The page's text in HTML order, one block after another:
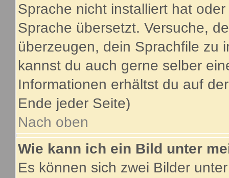
Sprache nicht installiert hat
Sprache übersetzt. Versuche,
überzeugen, dein Sprachfile zu
kannst du auch gerne selber
Informationen erhältst du auf
Ende jeder Seite)
Nach oben
Wie kann ich ein Bild unter
Es können sich zwei Bilder